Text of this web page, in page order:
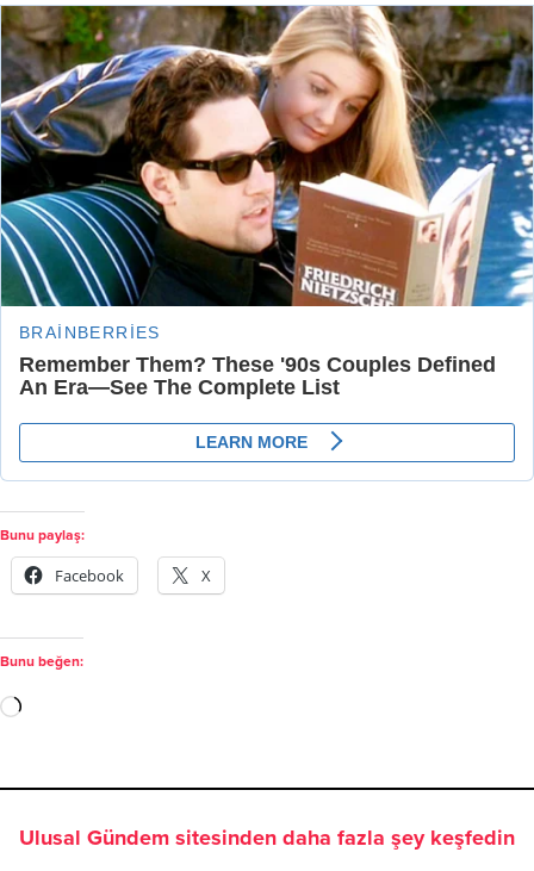
Bunu paylaş:
Facebook X
Bunu beğen:
Ulusal Gündem sitesinden daha fazla şey keşfedin